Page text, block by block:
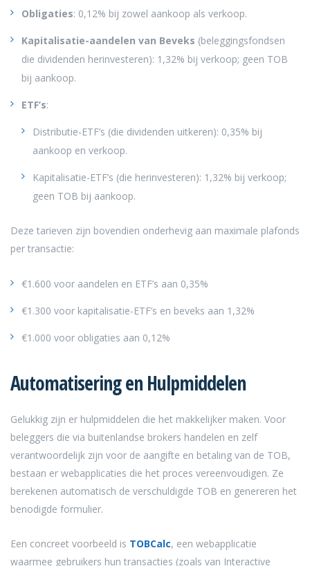
Obligaties: 0,12% bij zowel aankoop als verkoop.
Kapitalisatie-aandelen van Beveks (beleggingsfondsen
die dividenden herinvesteren): 1,32% bij verkoop; geen TOB
bij aankoop.
ETF’s:
Distributie-ETF’s (die dividenden uitkeren): 0,35% bij
aankoop en verkoop.
Kapitalisatie-ETF’s (die herinvesteren): 1,32% bij verkoop;
geen TOB bij aankoop.
Deze tarieven zijn bovendien onderhevig aan maximale plafonds
per transactie:
€1.600 voor aandelen en ETF’s aan 0,35%
€1.300 voor kapitalisatie-ETF’s en beveks aan 1,32%
€1.000 voor obligaties aan 0,12%
Automatisering en Hulpmiddelen
Gelukkig zijn er hulpmiddelen die het makkelijker maken. Voor
beleggers die via buitenlandse brokers handelen en zelf
verantwoordelijk zijn voor de aangifte en betaling van de TOB,
bestaan er webapplicaties die het proces vereenvoudigen. Ze
berekenen automatisch de verschuldigde TOB en genereren het
benodigde formulier.
Een concreet voorbeeld is TOBCalc, een webapplicatie
waarmee gebruikers hun transacties (zoals van Interactive